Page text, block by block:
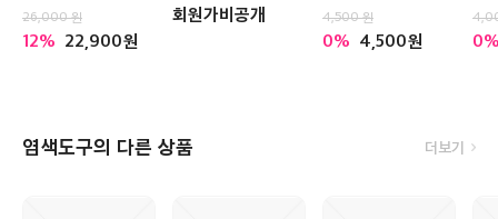
R10 (100개입)
26,000
12 22,900
10켤레
회원가비공개
100매입
4,500
0 4,500 0
염색도구의 다른 상품 더보기